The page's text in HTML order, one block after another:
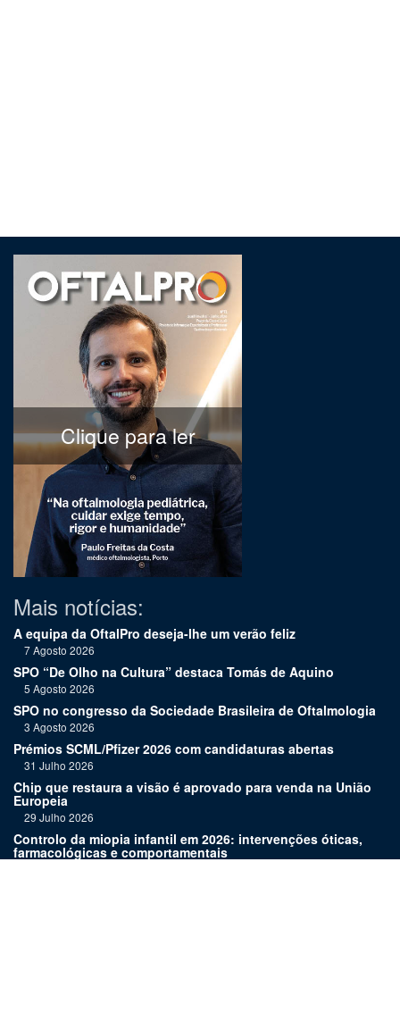
Clique para ler
Mais notícias:
A equipa da OftalPro deseja-lhe um verão feliz
7 Agosto 2026
SPO “De Olho na Cultura” destaca Tomás de Aquino
5 Agosto 2026
SPO no congresso da Sociedade Brasileira de Oftalmologia
3 Agosto 2026
Prémios SCML/Pfizer 2026 com candidaturas abertas
31 Julho 2026
Chip que restaura a visão é aprovado para venda na União
Europeia
29 Julho 2026
Controlo da miopia infantil em 2026: intervenções óticas,
farmacológicas e comportamentais